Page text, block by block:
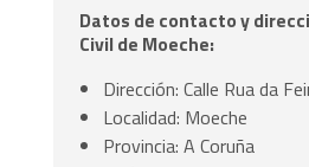
Datos de contacto y
Civil de Moeche:
Dirección: Calle Rua da
Localidad: Moeche
Provincia: A Coruña